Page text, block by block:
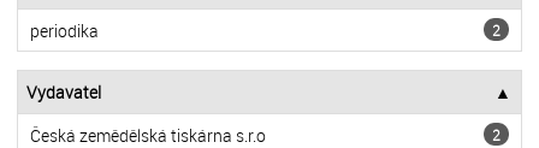
periodika
2
Vydavatel
Česká zemědělská tiskárna s.r.o
2